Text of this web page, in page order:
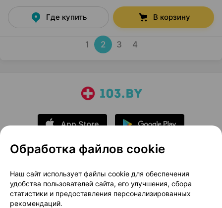
Где купить В корзину
1 2 3 4
О проекте
Новости проекта
Размещение рекламы
Медицинский маркетинг
Публичный договор
Доставка
Обработка файлов cookie
Наш сайт использует файлы cookie для обеспечения
удобства пользователей сайта, его улучшения, сбора
статистики и предоставления персонализированных
рекомендаций.